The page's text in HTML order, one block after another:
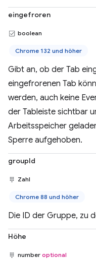
eingefroren
boolean
Chrome 132 und höher
Gibt an, ob der Tab
eingefrorenen Tab
werden, auch keine
der Tableiste sichtbar
Arbeitsspeicher
Sperre aufgehoben.
groupId
Zahl
Chrome 88 und höher
Die ID der Gruppe, zu
Höhe
number optional